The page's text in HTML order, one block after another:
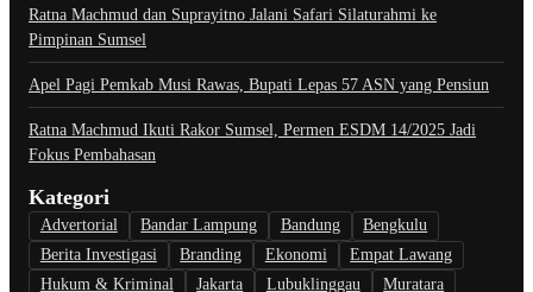
Ratna Machmud dan Suprayitno Jalani Safari Silaturahmi ke
Pimpinan Sumsel
Apel Pagi Pemkab Musi Rawas, Bupati Lepas 57 ASN yang Pensiun
Ratna Machmud Ikuti Rakor Sumsel, Permen ESDM 14/2025 Jadi
Fokus Pembahasan
Kategori
Advertorial Bandar Lampung Bandung
Bengkulu
Berita Investigasi
Branding Ekonomi
Empat Lawang
Hukum & Kriminal
Jakarta Lubuklinggau Muratara